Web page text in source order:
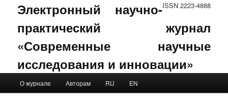
ISSN 2223-4888
Электронный научно-
практический журнал
«Современные научные
исследования и инновации»
Skip to primary content
Skip to secondary content
О журнале Авторам RU EN